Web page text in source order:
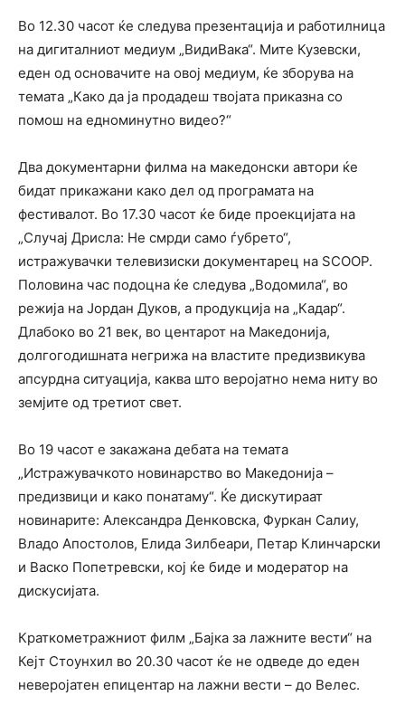
Во 12.30 часот ќе следува презентација и работилница
на дигиталниот медиум „ВидиВака“. Мите Кузевски,
еден од основачите на овој медиум, ќе зборува на
темата „Како да ја продадеш твојата приказна со
помош на едноминутно видео?“
Два документарни филма на македонски автори ќе
бидат прикажани како дел од програмата на
фестивалот. Во 17.30 часот ќе биде проекцијата на
„Случај Дрисла: Не смрди само ѓубрето“,
истражувачки телевизиски документарец на SCOOP.
Половина час подоцна ќе следува „Водомила“, во
режија на Јордан Дуков, а продукција на „Кадар“.
Длабоко во 21 век, во центарот на Македонија,
долгогодишната негрижа на властите предизвикува
апсурдна ситуација, каква што веројатно нема ниту во
земјите од третиот свет.
Во 19 часот е закажана дебата на темата
„Истражувачкото новинарство во Македонија –
предизвици и како понатаму“. Ќе дискутираат
новинарите: Александра Денковска, Фуркан Салиу,
Владо Апостолов, Елида Зилбеари, Петар Клинчарски
и Васко Попетревски, кој ќе биде и модератор на
дискусијата.
Краткометражниот филм „Бајка за лажните вести“ на
Кејт Стоунхил во 20.30 часот ќе не одведе до еден
неверојатен епицентар на лажни вести – до Велес.